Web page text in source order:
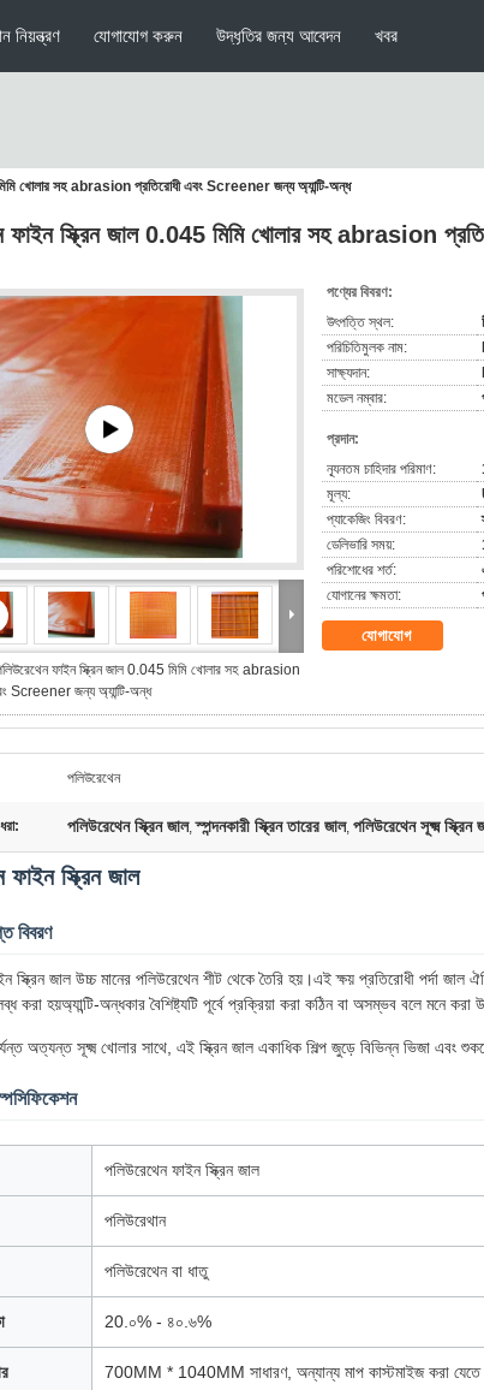
নিয়ন্ত্রণ যোগাযোগ করুন উদ্ধৃতির জন্য আবেদন খবর
খোলার সহ abrasion প্রতিরোধী এবং Screener জন্য অ্যান্টি-অন্ধ
ফাইন স্ক্রিন জাল 0.045 মিমি খোলার সহ abrasion
ফাইন স্ক্রিন জাল 0.045 মিমি খোলার সহ abrasion
Screener জন্য অ্যান্টি-অন্ধ
পণ্যের বিবরণ:
উৎপত্তি স্থল:
পরিচিতিমুলক নাম:
সাক্ষ্যদান:
মডেল নম্বার:
প্রদান:
ন্যূনতম চাহিদার পরিমাণ:
মূল্য:
প্যাকেজিং বিবরণ:
ডেলিভারি সময়:
পরিশোধের শর্ত:
যোগানের ক্ষমতা:
যোগাযোগ
পলিউরেথেন
পলিউরেথেন স্ক্রিন জাল,স্পন্দনকারী স্ক্রিন তারের জাল, পলিউরেথেন সূক্ষ্ম স্ক্রিন
ফাইন স্ক্রিন জাল
বিবরণ
স্ক্রিন জাল উচ্চ মানের পলিউরেথেন শীট থেকে তৈরি হয়।এই ক্ষয় প্রতিরোধী পর্দা জাল
করা হয়অ্যান্টি-অন্ধকার বৈশিষ্ট্যটি পূর্বে প্রক্রিয়া করা কঠিন বা অসম্ভব বলে মনে করা
অত্যন্ত সূক্ষ্ম খোলার সাথে, এই স্ক্রিন জাল একাধিক শিল্প জুড়ে বিভিন্ন ভিজা এবং
পলিউরেথেন ফাইন স্ক্রিন জাল
পলিউরেথান
পলিউরেথেন বা ধাতু
20.০% - ৪০.৬%
700MM * 1040MM সাধারণ, অন্যান্য মাপ কাস্টমাইজ করা যেতে